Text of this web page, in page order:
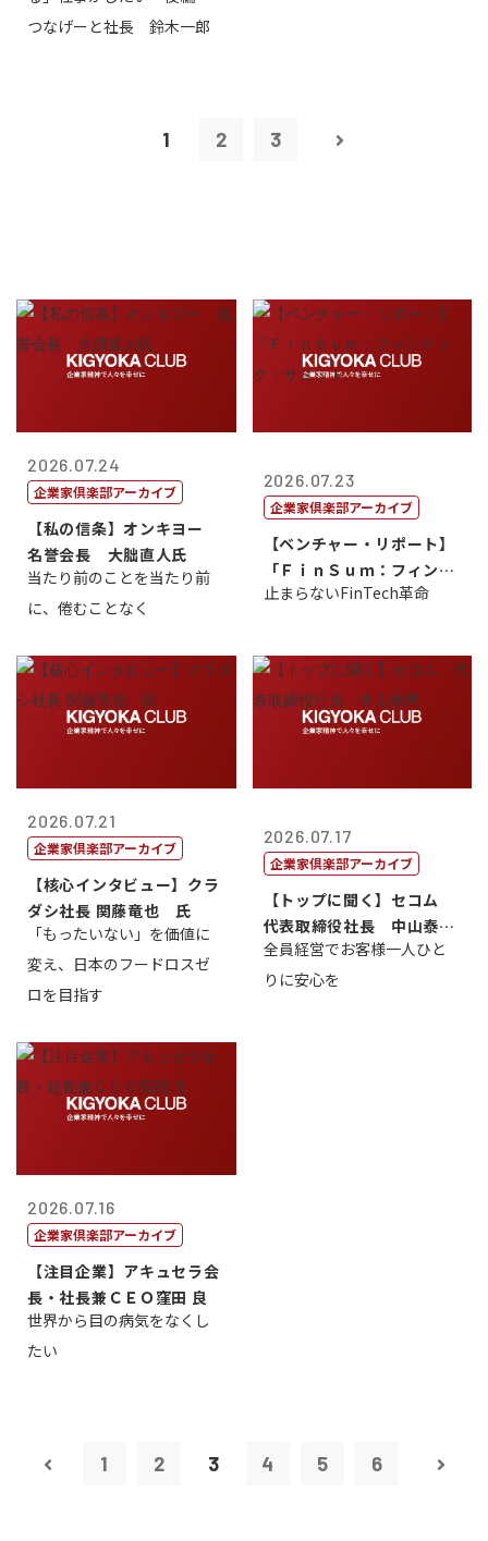
つなげーと社長 鈴木一郎
1 2 3
2026.07.24
企業家倶楽部アーカイブ
【私の信条】オンキヨー
名誉会長 大朏直人氏
当たり前のことを当たり前
に、倦むことなく
2026.07.23
企業家倶楽部アーカイブ
【ベンチャー・リポート】
「ＦｉｎＳｕｍ：フィンテ
ック・サミッ...
止まらないFinTech革命
2026.07.21
企業家倶楽部アーカイブ
【核心インタビュー】クラ
ダシ社長 関藤竜也 氏
「もったいない」を価値に
変え、日本のフードロスゼ
ロを目指す
2026.07.17
企業家倶楽部アーカイブ
【トップに聞く】セコム
代表取締役社長 中山泰
男
全員経営でお客様一人ひと
りに安心を
2026.07.16
企業家倶楽部アーカイブ
【注目企業】アキュセラ会
長・社長兼ＣＥＯ窪田 良
世界から目の病気をなくし
たい
1 2 3 4 5 6